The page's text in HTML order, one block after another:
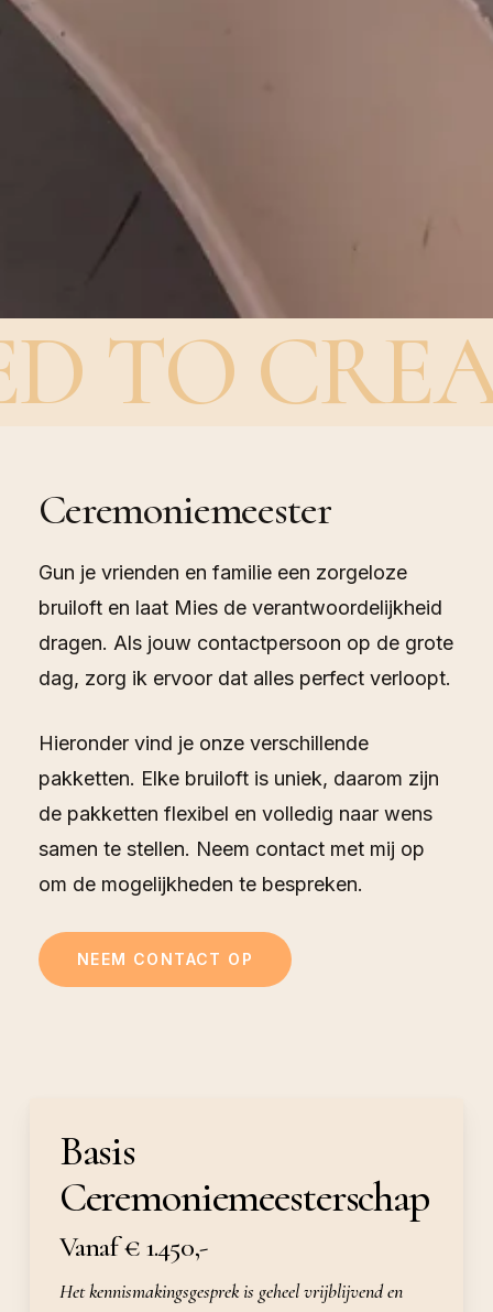
TO
Ceremoniemeester
Gun je vrienden en familie een zorgeloze
bruiloft en laat Mies de verantwoordelijkheid
dragen. Als jouw contactpersoon op de grote
dag, zorg ik ervoor dat alles perfect verloopt.
Hieronder vind je onze verschillende
pakketten. Elke bruiloft is uniek, daarom zijn
de pakketten flexibel en volledig naar wens
samen te stellen. Neem contact met mij op
om de mogelijkheden te bespreken.
NEEM CONTACT OP
Basis
Ceremoniemeesterschap
Vanaf € 1.450,-
Het kennismakingsgesprek is geheel vrijblijvend en